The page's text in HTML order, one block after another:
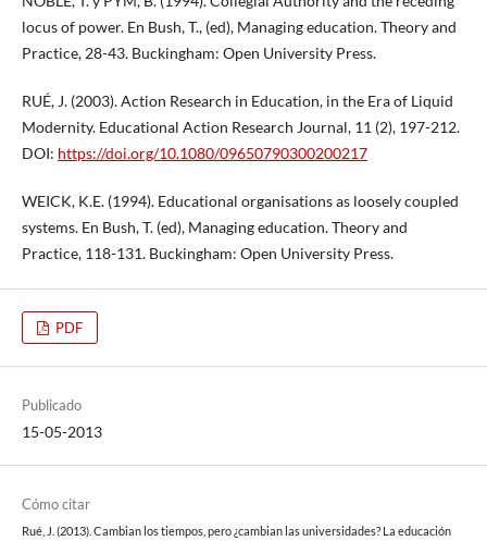
locus of power. En Bush, T., (ed), Managing education. Theory and
Practice, 28-43. Buckingham: Open University Press.
RUÉ, J. (2003). Action Research in Education, in the Era of Liquid
Modernity. Educational Action Research Journal, 11 (2), 197-212.
DOI: https://doi.org/10.1080/09650790300200217
WEICK, K.E. (1994). Educational organisations as loosely coupled
systems. En Bush, T. (ed), Managing education. Theory and
Practice, 118-131. Buckingham: Open University Press.
PDF
Publicado
15-05-2013
Cómo citar
Rué, J. (2013). Cambian los tiempos, pero ¿cambian las universidades? La educación